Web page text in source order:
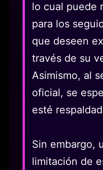
lo cual puede
para los
que deseen
través de su
Asimismo, al
oficial, se
esté
Sin embargo,
limitación de